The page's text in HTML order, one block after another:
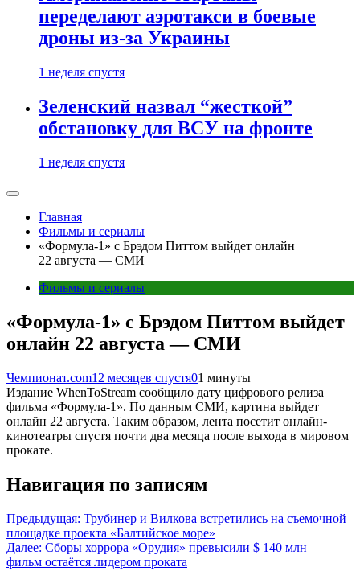
переделают аэротакси в боевые
дроны из-за Украины
1 неделя спустя
Зеленский назвал “жесткой”
обстановку для ВСУ на фронте
1 неделя спустя
Главная
Фильмы и сериалы
«Формула-1» с Брэдом Питтом выйдет онлайн
22 августа — СМИ
Фильмы и сериалы
«Формула-1» с Брэдом Питтом выйдет
онлайн 22 августа — СМИ
Чемпионат.com12 месяцев спустя01 минуты
Издание WhenToStream сообщило дату цифрового релиза
фильма «Формула-1». По данным СМИ, картина выйдет
онлайн 22 августа. Таким образом, лента посетит онлайн-
кинотеатры спустя почти два месяца после выхода в мировом
прокате.
Навигация по записям
Предыдущая: Трубинер и Вилкова встретились на съемочной
площадке проекта «Балтийское море»
Далее: Сборы хоррора «Орудия» превысили $ 140 млн —
фильм остаётся лидером проката